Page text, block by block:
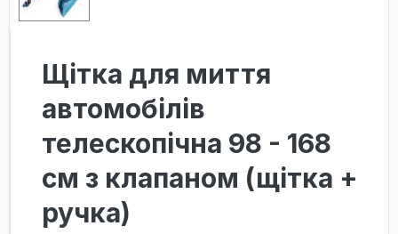
Щітка для миття
автомобілів
телескопічна 98 - 168
см з клапаном (щітка +
ручка)